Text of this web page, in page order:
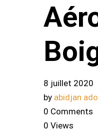
8 juillet 2020
by abidjan
0 Comments
0 Views